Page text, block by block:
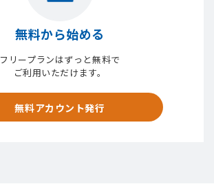
無料から始める
フリープランはずっと無料で
ご利用いただけます。
無料アカウント発行